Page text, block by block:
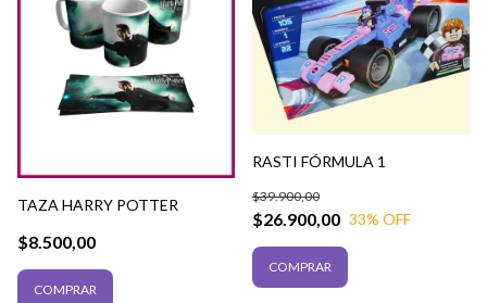
TAZA HARRY POTTER
$8.500,00
COMPRAR
RASTI FÓRMULA 1
$26.900,00
$39.900,00
33% OFF